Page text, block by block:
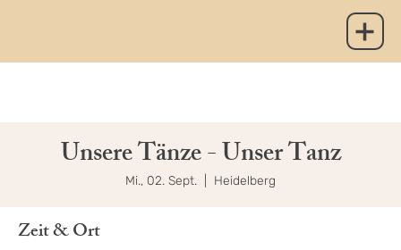
Unsere Tänze - Unser Tanz
Mi., 02. Sept. Heidelberg
Zeit & Ort